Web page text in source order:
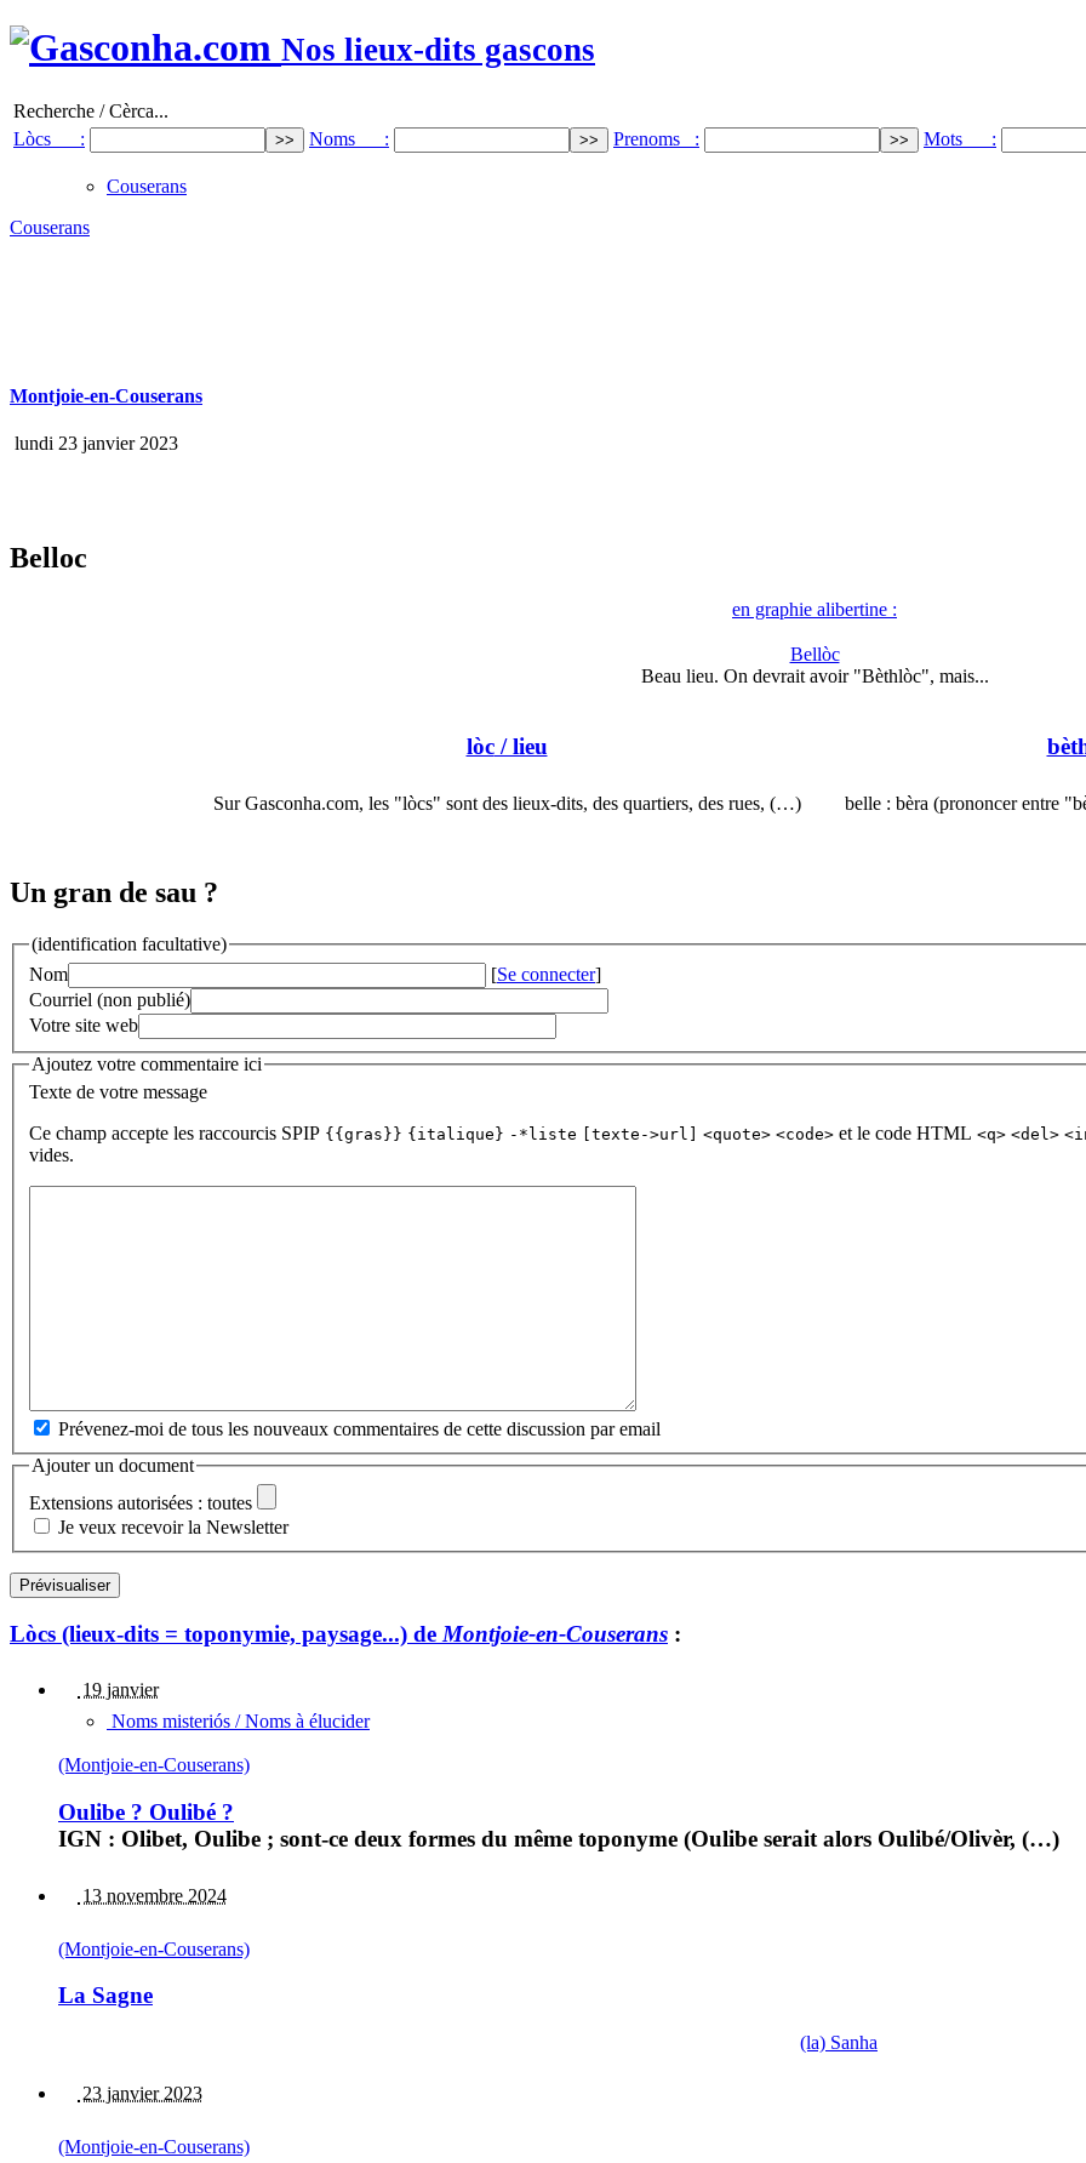
Nos lieux-dits gascons
Recherche / Cèrca...
Lòcs :
Noms : Prenoms : Mots :
Couserans
Couserans
Montjoie-en-Couserans
lundi 23 janvier 2023
Belloc
en graphie alibertine :
Bellòc
Beau lieu. On devrait avoir "Bèthlòc", mais...
lòc/ lieu
Sur Gasconha.com, les "lòcs" sont des lieux-dits, des quartiers, des rues, (…) belle : bèra (prononcer entre
Un gran de sau ?
(identification facultative)
Nom
[Se connecter]
Courriel (non publié)
Votre site web
Ajoutez votre commentaire ici
Texte de votre message
Ce champ accepte les raccourcis SPIP {{gras}} {italique} -*liste [texte->url] <quote> <code> et le code HTML <q> <del>
vides.
Prévenez-moi de tous les nouveaux commentaires de cette discussion par email
Ajouter un document
Extensions autorisées : toutes
Je veux recevoir la Newsletter
Lòcs (lieux-dits = toponymie, paysage...) de Montjoie-en-Couserans :
19 janvier
Noms misteriós / Noms à élucider
(Montjoie-en-Couserans)
Oulibe ? Oulibé ?
IGN : Olibet, Oulibe ; sont-ce deux formes du même toponyme (Oulibe serait alors Oulibé/Olivèr, (…)
13 novembre 2024
(Montjoie-en-Couserans)
La Sagne
(la) Sanha
23 janvier 2023
(Montjoie-en-Couserans)